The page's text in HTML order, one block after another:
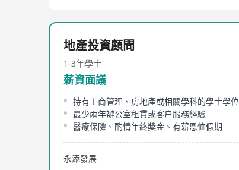
地產投資顧問
1-3年學士
薪資面議
持有工商管理、房地產或相關學科的學士學位
最少兩年辦公室租賃或客户服務經驗
醫療保險、酌情年終獎金、有薪恩恤假期
永添發展